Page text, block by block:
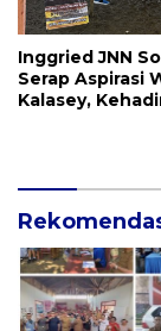
Inggried JNN
Serap Aspirasi
Kalasey,